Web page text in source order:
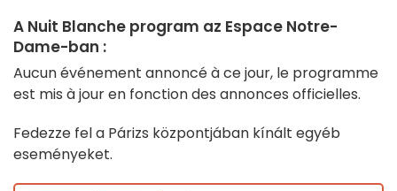
A Nuit Blanche program az Espace Notre-
Dame-ban :
Aucun événement annoncé à ce jour, le programme
est mis à jour en fonction des annonces officielles.
Fedezze fel a Párizs központjában kínált egyéb
eseményeket.